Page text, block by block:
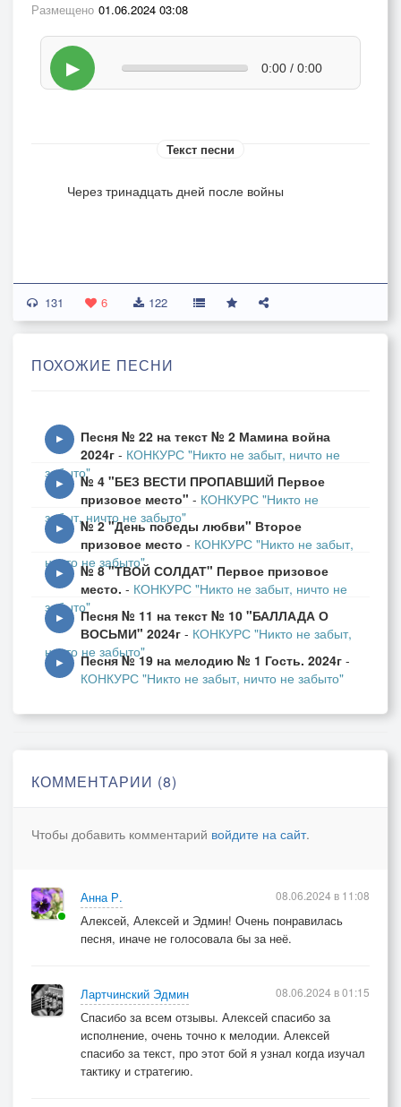
Размещено 01.06.2024 03:08
▶ 0:00 / 0:00
Текст песни
Через тринадцать дней после войны
Я слышал, кончилась война
Не все ещё, не все ордена
1 куплет:
Курляндский долбаный котёл,
Когда войны' все кре'деты свели,
Зачем ты нас, зачем нас приплёл?
Но если надо - мы проведём этот бой.
Капитулировал Рейхстаг,
И даже в Праге мусор весь смели,
А этот всё ещё хочет драк.
Сам напросился - так получай, "дорогой"!
Бой последний,
Когда уже все дома.
Для молодых парней.
Проигрыш на гитаре
3 куплет
Курляндский грёбанный "загон"
И Вальтер Крюгер в знамени СС.
131 6 122
ПОХОЖИЕ ПЕСНИ
▶
Песня № 22 на текст № 2 Мамина война
2024г - КОНКУРС "Никто не забыт, ничто не
забыто"
▶
№ 4 "БЕЗ ВЕСТИ ПРОПАВШИЙ Первое
призовое место" - КОНКУРС "Никто не
забыт, ничто не забыто"
▶
№ 2 "День победы любви" Второе
призовое место - КОНКУРС "Никто не забыт,
ничто не забыто"
▶
№ 8 "ТВОЙ СОЛДАТ" Первое призовое
место. - КОНКУРС "Никто не забыт, ничто не
забыто"
▶
Песня № 11 на текст № 10 "БАЛЛАДА О
ВОСЬМИ" 2024г - КОНКУРС "Никто не забыт,
ничто не забыто"
▶ Песня № 19 на мелодию № 1 Гость. 2024г -
КОНКУРС "Никто не забыт, ничто не забыто"
КОММЕНТАРИИ (8)
Чтобы добавить комментарий войдите на сайт.
Анна Р.
Алексей, Алексей и Эдмин! Очень понравилась
песня, иначе не голосовала бы за неё.
08.06.2024 в 11:08
Лартчинский Эдмин
Спасибо за всем отзывы. Алексей спасибо за
исполнение, очень точно к мелодии. Алексей
спасибо за текст, про этот бой я узнал когда изучал
тактику и стратегию.
08.06.2024 в 01:15